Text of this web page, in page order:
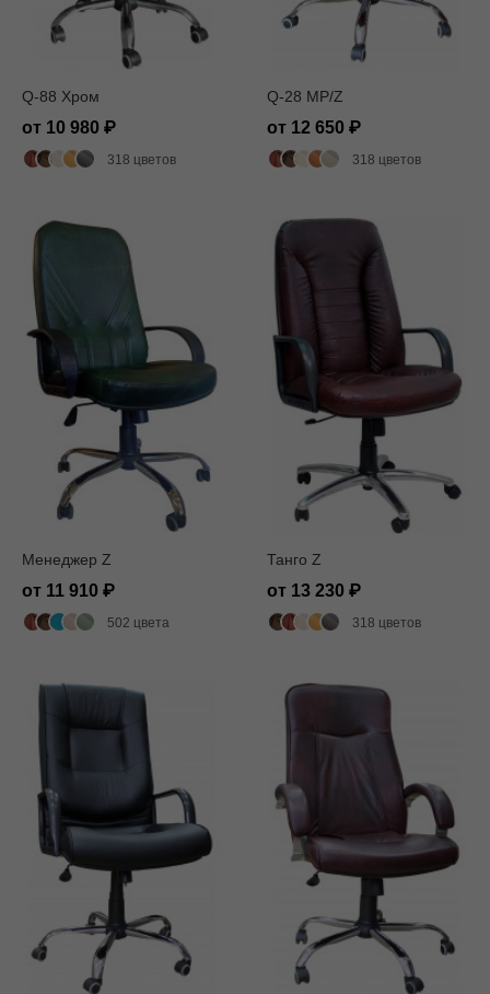
Q-88 Хром
от 10 980
318 цветов
Q-28 MP/Z
от 12 650
318 цветов
Менеджер Z
от 11 910
502 цвета
Танго Z
от 13 230
318 цветов